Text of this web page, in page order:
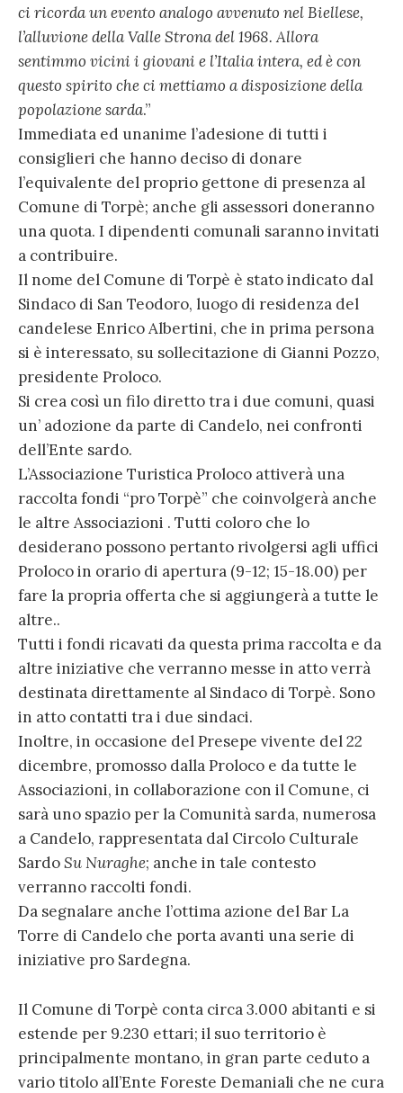
ci ricorda un evento analogo avvenuto nel Biellese,
l’alluvione della Valle Strona del 1968. Allora
sentimmo vicini i giovani e l’Italia intera, ed è con
questo spirito che ci mettiamo a disposizione della
popolazione sarda.”
Immediata ed unanime l’adesione di tutti i
consiglieri che hanno deciso di donare
l’equivalente del proprio gettone di presenza al
Comune di Torpè; anche gli assessori doneranno
una quota. I dipendenti comunali saranno invitati
a contribuire.
Il nome del Comune di Torpè è stato indicato dal
Sindaco di San Teodoro, luogo di residenza del
candelese Enrico Albertini, che in prima persona
si è interessato, su sollecitazione di Gianni Pozzo,
presidente Proloco.
Si crea così un filo diretto tra i due comuni, quasi
un’ adozione da parte di Candelo, nei confronti
dell’Ente sardo.
L’Associazione Turistica Proloco attiverà una
raccolta fondi “pro Torpè” che coinvolgerà anche
le altre Associazioni . Tutti coloro che lo
desiderano possono pertanto rivolgersi agli uffici
Proloco in orario di apertura (9-12; 15-18.00) per
fare la propria offerta che si aggiungerà a tutte le
altre..
Tutti i fondi ricavati da questa prima raccolta e da
altre iniziative che verranno messe in atto verrà
destinata direttamente al Sindaco di Torpè. Sono
in atto contatti tra i due sindaci.
Inoltre, in occasione del Presepe vivente del 22
dicembre, promosso dalla Proloco e da tutte le
Associazioni, in collaborazione con il Comune, ci
sarà uno spazio per la Comunità sarda, numerosa
a Candelo, rappresentata dal Circolo Culturale
SardoSu Nuraghe; anche in tale contesto
verranno raccolti fondi.
Da segnalare anche l’ottima azione del Bar La
Torre di Candelo che porta avanti una serie di
iniziative pro Sardegna.
Il Comune di Torpè conta circa 3.000 abitanti e si
estende per 9.230 ettari; il suo territorio è
principalmente montano, in gran parte ceduto a
vario titolo all’Ente Foreste Demaniali che ne cura